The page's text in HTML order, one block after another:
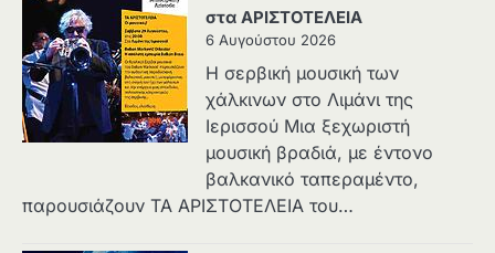
στα ΑΡΙΣΤΟΤΕΛΕΙΑ
6 Αυγούστου 2026
Η σερβική μουσική των
χάλκινων στο Λιμάνι της
Ιερισσού Μια ξεχωριστή
μουσική βραδιά, με έντονο
βαλκανικό ταπεραμέντο,
παρουσιάζουν ΤΑ ΑΡΙΣΤΟΤΕΛΕΙΑ του…